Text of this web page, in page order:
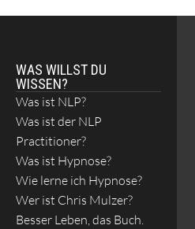
WAS WILLST DU
WISSEN?
Was ist NLP?
Was ist der NLP
Practitioner?
Was ist Hypnose?
Wie lerne ich Hypnose?
Wer ist Chris Mulzer?
Besser Leben, das Buch.